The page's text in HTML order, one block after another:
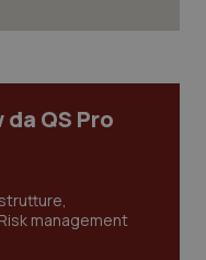
QS Pro
management